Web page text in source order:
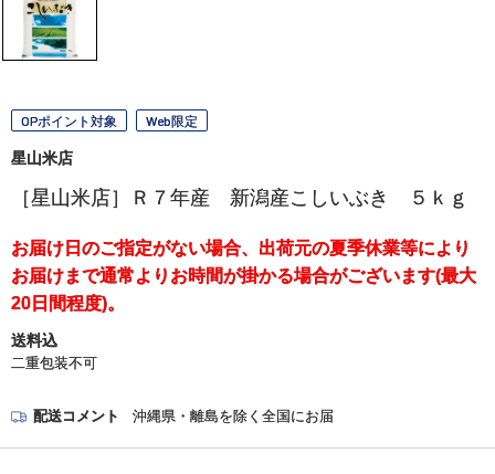
OPポイント対象 Web限定
星山米店
［星山米店］Ｒ７年産 新潟産こしいぶき ５ｋｇ
お届け日のご指定がない場合、出荷元の夏季休業等により
お届けまで通常よりお時間が掛かる場合がございます(最大
20日間程度)。
送料込
二重包装不可
配送コメント 沖縄県・離島を除く全国にお届